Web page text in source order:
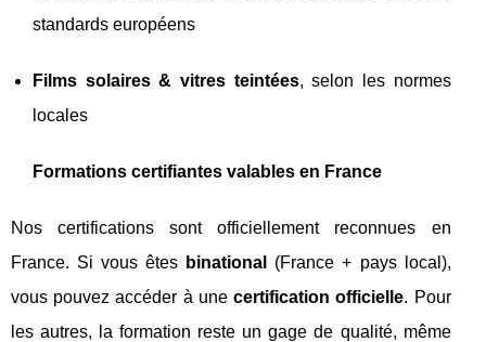
standards européens
Films solaires & vitres teintées, selon les normes
locales
Formations certifiantes valables en France
Nos certifications sont officiellement reconnues en
France. Si vous êtes binational
(France + pays local),
vous pouvez accéder à unecertification officielle. Pour
les autres, la formation reste un gage de qualité, même